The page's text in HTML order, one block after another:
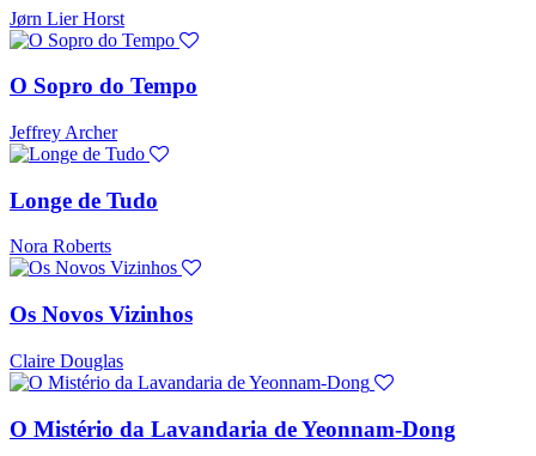
Jørn Lier Horst
O Sopro do Tempo
Jeffrey Archer
Longe de Tudo
Nora Roberts
Os Novos Vizinhos
Claire Douglas
O Mistério da Lavandaria de Yeonnam-Dong